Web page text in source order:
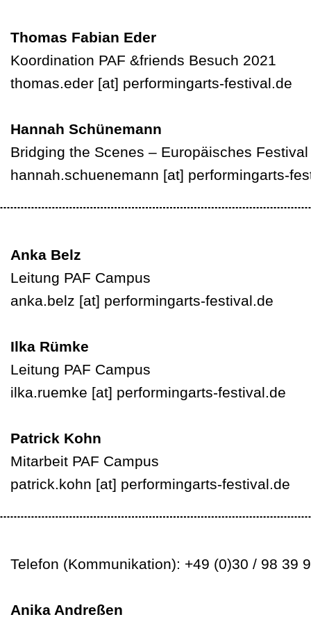
Thomas Fabian Eder
Koordination PAF &friends Besuch 2021
thomas.eder [at] performingarts-festival.de
Hannah Schünemann
Bridging the Scenes – Europäisches
hannah.schuenemann [at] performingarts-
Anka Belz
Leitung PAF Campus
anka.belz [at] performingarts-festival.de
Ilka Rümke
Leitung PAF Campus
ilka.ruemke [at] performingarts-festival.de
Patrick Kohn
Mitarbeit PAF Campus
patrick.kohn [at] performingarts-festival.de
Telefon (Kommunikation): +49 (0)30 / 98 39
Anika Andreßen